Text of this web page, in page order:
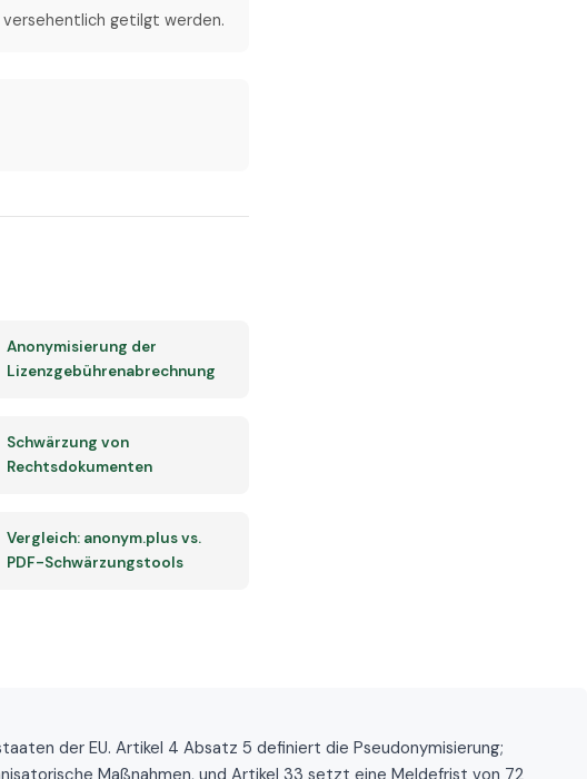
versehentlich getilgt werden.
Anonymisierung der
Lizenzgebührenabrechnung
Schwärzung von
Rechtsdokumenten
Vergleich: anonym.plus vs.
PDF-Schwärzungstools
der EU. Artikel 4 Absatz 5 definiert die Pseudonymisierung;